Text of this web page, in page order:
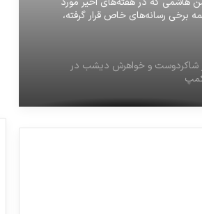
شاكردوست و خواهرش دیشب در
نامه ظریف به موگرینی
ظریف در پایان دیدارهایش در